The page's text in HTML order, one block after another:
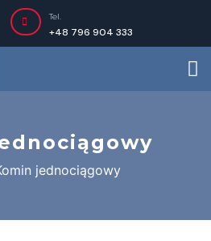
+48 796 904 333
Tel.
jednociągowy